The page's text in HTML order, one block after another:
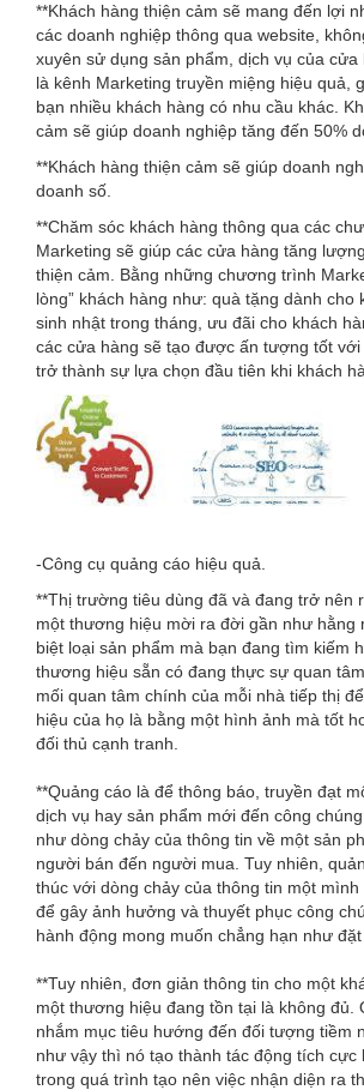
**Khách hàng thiện cảm sẽ mang đến lợi
các doanh nghiệp thông qua website,
xuyên sử dụng sản phẩm, dịch vụ của cửa
là kênh Marketing truyền miệng hiệu quả,
bạn nhiều khách hàng có nhu cầu khác.
cảm sẽ giúp doanh nghiệp tăng đến 50%
**Khách hàng thiện cảm sẽ giúp doanh
doanh số.
**Chăm sóc khách hàng thông qua các
Marketing sẽ giúp các cửa hàng tăng
thiện cảm. Bằng những chương trình
lòng” khách hàng như: quà tặng dành cho
sinh nhật trong tháng, ưu đãi cho khách
các cửa hàng sẽ tạo được ấn tượng tốt
trở thành sự lựa chọn đầu tiên khi khách
-Công cụ quảng cáo hiệu quả.
**Thị trường tiêu dùng đã và đang trở nên
một thương hiệu mời ra đời gần như hằng
biệt loại sản phẩm mà bạn đang tìm kiếm
thương hiệu sẵn có đang thực sự quan
mối quan tâm chính của mỗi nhà tiếp thị
hiệu của họ là bằng một hình ảnh mà tốt
đối thủ cạnh tranh.
**Quảng cáo là để thông báo, truyền đạt
dịch vụ hay sản phẩm mới đến công
như dòng chảy của thông tin về một sản
người bán đến người mua. Tuy nhiên,
thúc với dòng chảy của thông tin một
để gây ảnh hưởng và thuyết phục công
hành động mong muốn chẳng hạn như đặt
**Tuy nhiên, đơn giản thông tin cho một
một thương hiệu đang tồn tại là không đủ.
nhắm mục tiêu hướng đến đối tượng tiềm
như vậy thì nó tạo thành tác động tích cực
trong quá trình tạo nên việc nhận diện ra